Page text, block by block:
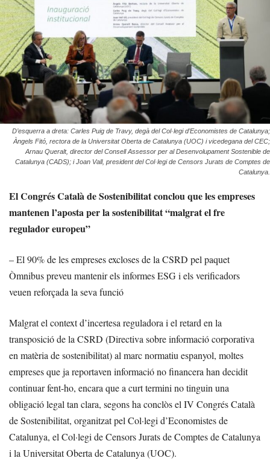
D’esquerra a dreta: Carles Puig de Travy, degà del Col·legi d’Economistes de Catalunya;
Àngels Fitó, rectora de la Universitat Oberta de Catalunya (UOC) i vicedegana del CEC;
Arnau Queralt, director del Consell Assessor per al Desenvolupament Sostenible de
Catalunya (CADS); i Joan Vall, president del Col·legi de Censors Jurats de Comptes de
Catalunya.
El Congrés Català de Sostenibilitat conclou que les empreses
mantenen l’aposta per la sostenibilitat “malgrat el fre
regulador europeu”
– El 90% de les empreses excloses de la CSRD pel paquet
Òmnibus preveu mantenir els informes ESG i els verificadors
veuen reforçada la seva funció
Malgrat el context d’incertesa reguladora i el retard en la
transposició de la CSRD (Directiva sobre informació corporativa
en matèria de sostenibilitat) al marc normatiu espanyol, moltes
empreses que ja reportaven informació no financera han decidit
continuar fent-ho, encara que a curt termini no tinguin una
obligació legal tan clara, segons ha conclòs el IV Congrés Català
de Sostenibilitat, organitzat pel Col·legi d’Economistes de
Catalunya, el Col·legi de Censors Jurats de Comptes de Catalunya
i la Universitat Oberta de Catalunya (UOC).